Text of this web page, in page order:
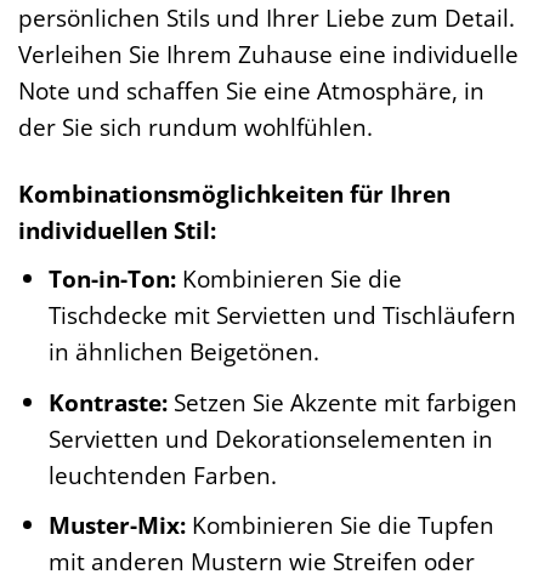
persönlichen Stils und Ihrer Liebe zum Detail.
Verleihen Sie Ihrem Zuhause eine individuelle
Note und schaffen Sie eine Atmosphäre, in
der Sie sich rundum wohlfühlen.
Kombinationsmöglichkeiten für Ihren
individuellen Stil:
Ton-in-Ton:Kombinieren Sie die
Tischdecke mit Servietten und Tischläufern
in ähnlichen Beigetönen.
Kontraste:Setzen Sie Akzente mit farbigen
Servietten und Dekorationselementen in
leuchtenden Farben.
Muster-Mix:Kombinieren Sie die Tupfen
mit anderen Mustern wie Streifen oder